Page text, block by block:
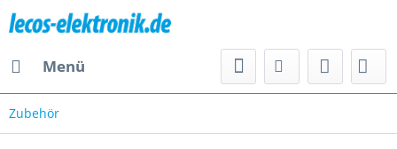
Menü
Zubehör